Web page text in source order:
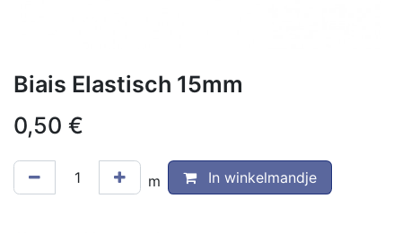
Biais Elastisch 15mm
0,50 €
m In winkelmandje